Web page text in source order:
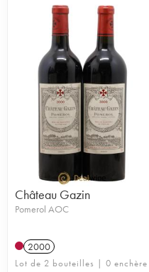
Château Gazin
Pomerol AOC
2000
Lot de 2 bouteilles | 0 enchère